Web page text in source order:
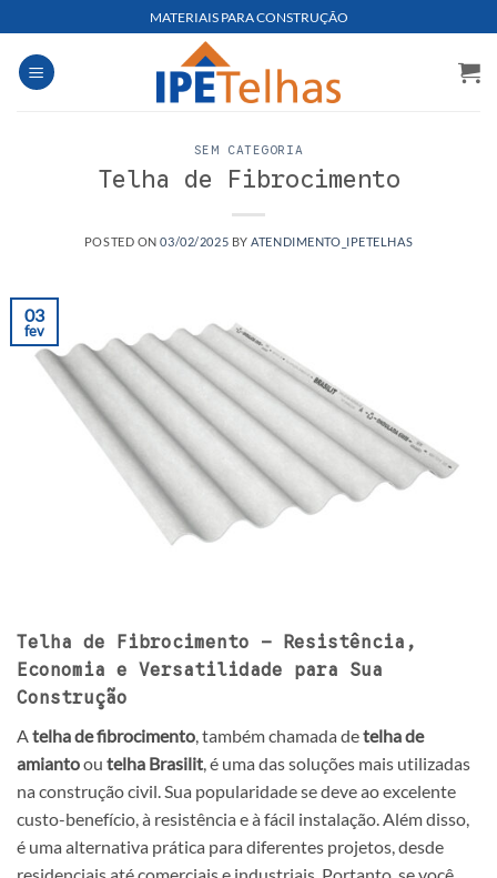
to
content
MATERIAIS PARA CONSTRUÇÃO
SEM CATEGORIA
Telha de Fibrocimento
POSTED ON03/02/2025 BY ATENDIMENTO_IPETELHAS
03
fev
Telha de Fibrocimento – Resistência,
Economia e Versatilidade para Sua
Construção
Atelha de fibrocimento, também chamada detelha de
amiantoou telha Brasilit, é uma das soluções mais utilizadas
na construção civil. Sua popularidade se deve ao excelente
custo-benefício, à resistência e à fácil instalação. Além disso,
é uma alternativa prática para diferentes projetos, desde